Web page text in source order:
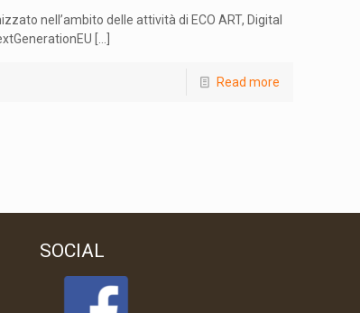
nell’ambito delle attività di ECO ART, Digital
Read more
SOCIAL